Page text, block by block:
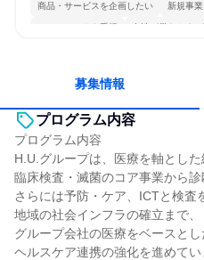
商品・サービスを企画したい 新規事
チームワークを重視 女性が働きやすい
募集情報
プログラム内容
プログラム内容
H.U.グループは、医療を軸とし
臨床検査・滅菌のコア事業から診
さらには予防・ケア、ICTと検査
地域の社会インフラの確立まで、
グループ会社の医療をベースとし
ヘルスケア連携の強化を進めてい